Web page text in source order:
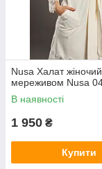
Nusa Халат
мереживом Nusa
В наявності
1 950 ₴
Купити